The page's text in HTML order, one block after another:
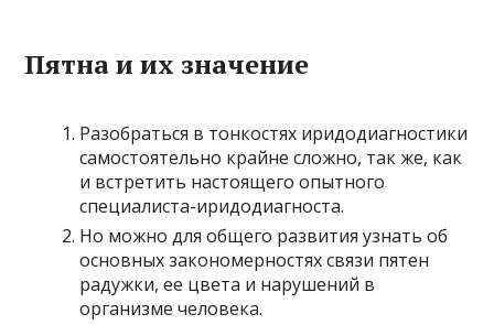
Пятна и их значение
Разобраться в тонкостях иридодиагностики
самостоятельно крайне сложно, так же, как
и встретить настоящего опытного
специалиста-иридодиагноста.
Но можно для общего развития узнать об
основных закономерностях связи пятен
радужки, ее цвета и нарушений в
организме человека.